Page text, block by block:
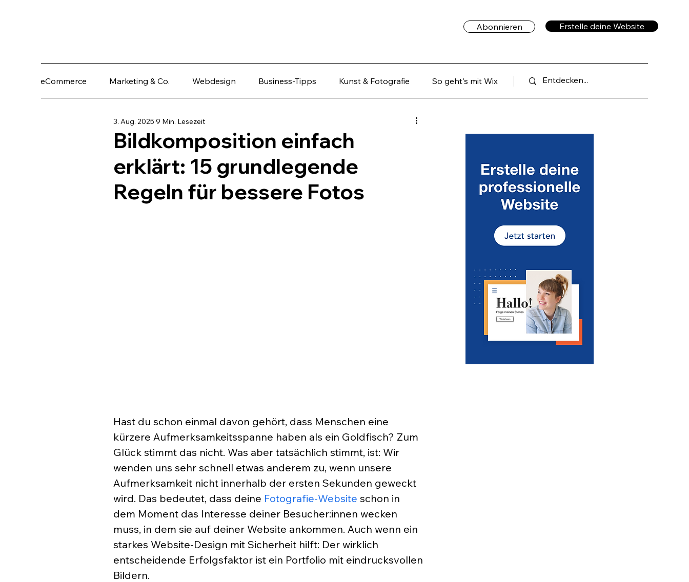
Abonnieren Erstelle deine Website
eCommerce Marketing & Co. Webdesign Business-Tipps Kunst & Fotografie So geht's mit Wix
Bildkomposition einfach
erklärt: 15 grundlegende
Regeln für bessere Fotos
3. Aug. 2025 9 Min. Lesezeit
Hast du schon einmal davon gehört, dass Menschen eine
kürzere Aufmerksamkeitsspanne haben als ein Goldfisch? Zum
Glück stimmt das nicht. Was aber tatsächlich stimmt, ist: Wir
wenden uns sehr schnell etwas anderem zu, wenn unsere
Aufmerksamkeit nicht innerhalb der ersten Sekunden geweckt
wird. Das bedeutet, dass deine Fotografie-Website schon in
dem Moment das Interesse deiner Besucher:innen wecken
muss, in dem sie auf deiner Website ankommen. Auch wenn ein
starkes Website-Design mit Sicherheit hilft: Der wirklich
entscheidende Erfolgsfaktor ist ein Portfolio mit eindrucksvollen
Bildern.